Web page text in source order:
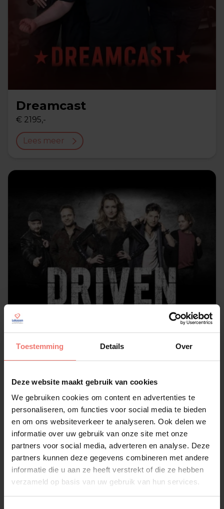
Toestemming Details Over
Deze website maakt gebruik van cookies
We gebruiken cookies om content en advertenties te
personaliseren, om functies voor social media te bieden
en om ons websiteverkeer te analyseren. Ook delen we
informatie over uw gebruik van onze site met onze
partners voor social media, adverteren en analyse. Deze
partners kunnen deze gegevens combineren met andere
informatie die u aan ze heeft verstrekt of die ze hebben
verzameld op basis van uw gebruik van hun services.
Dreamcast
€ 2195,-
Lees meer
Driven
op aanvraag
Lees meer